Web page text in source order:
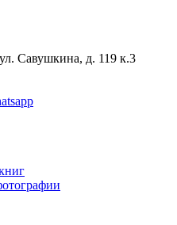
Савушкина, д. 119 к.3